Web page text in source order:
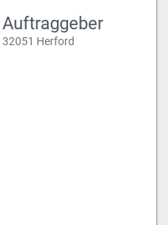
Auftraggeber
32051 Herford